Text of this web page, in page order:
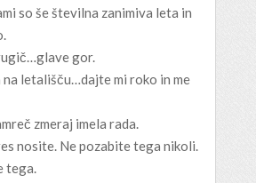
so še številna zanimiva leta in
gor.
na letališču…dajte mi roko in me
zmeraj imela rada.
nosite. Ne pozabite tega nikoli.
tega.